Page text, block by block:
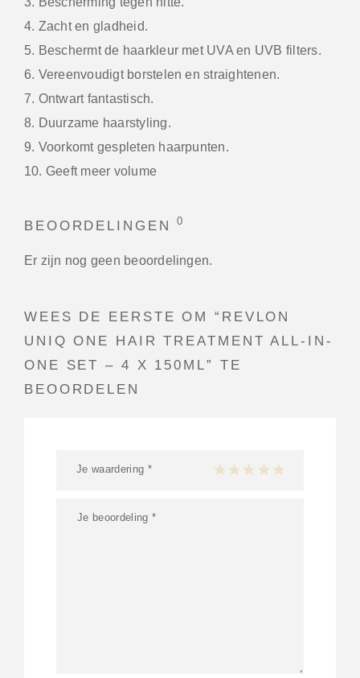
4. Zacht en gladheid.
5. Beschermt de haarkleur met UVA en UVB filters.
6. Vereenvoudigt borstelen en straightenen.
7. Ontwart fantastisch.
8. Duurzame haarstyling.
9. Voorkomt gespleten haarpunten.
10. Geeft meer volume
BEOORDELINGEN0
Er zijn nog geen beoordelingen.
WEES DE EERSTE OM “REVLON
UNIQ ONE HAIR TREATMENT ALL-IN-
ONE SET – 4 X 150ML” TE
BEOORDELEN
Je waardering * 1 van de 5 sterren
2 van de 5 sterren
3 van de 5 sterren
4 van de 5 sterren